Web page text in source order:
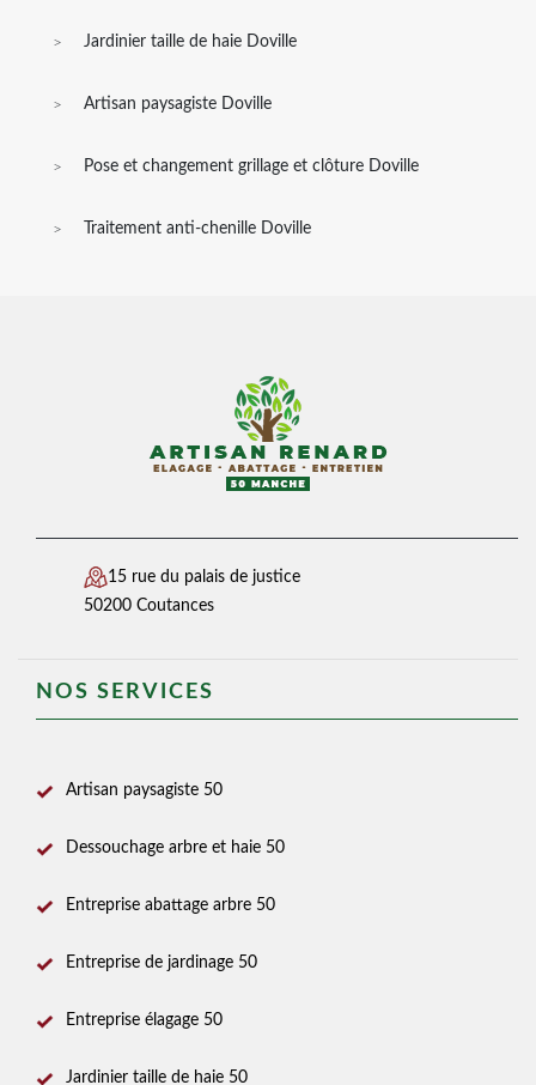
Jardinier taille de haie Doville
Artisan paysagiste Doville
Pose et changement grillage et clôture Doville
Traitement anti-chenille Doville
15 rue du palais de justice
50200 Coutances
NOS SERVICES
Artisan paysagiste 50
Dessouchage arbre et haie 50
Entreprise abattage arbre 50
Entreprise de jardinage 50
Entreprise élagage 50
Jardinier taille de haie 50